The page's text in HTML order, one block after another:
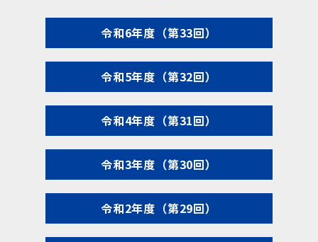
令和6年度（第33回）
令和5年度（第32回）
令和4年度（第31回）
令和3年度（第30回）
令和2年度（第29回）